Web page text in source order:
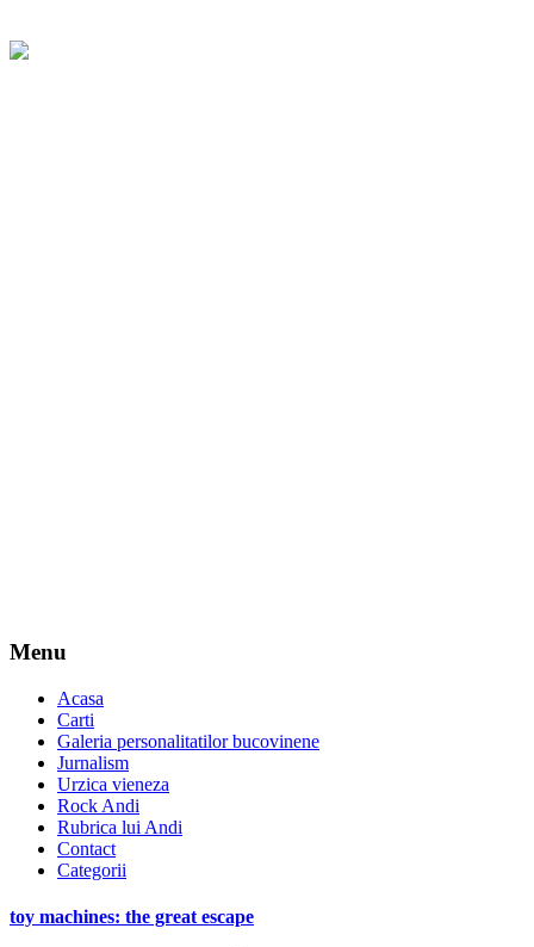
Menu
Acasa
Carti
Galeria personalitatilor bucovinene
Jurnalism
Urzica vieneza
Rock Andi
Rubrica lui Andi
Contact
Categorii
toy machines: the great escape